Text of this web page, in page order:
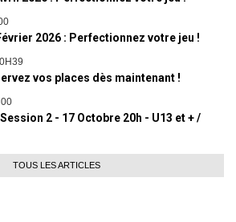
2026 : Perfectionnez votre jeu !
vos places dès maintenant !
2 - 17 Octobre 20h - U13 et + /
TOUS LES ARTICLES